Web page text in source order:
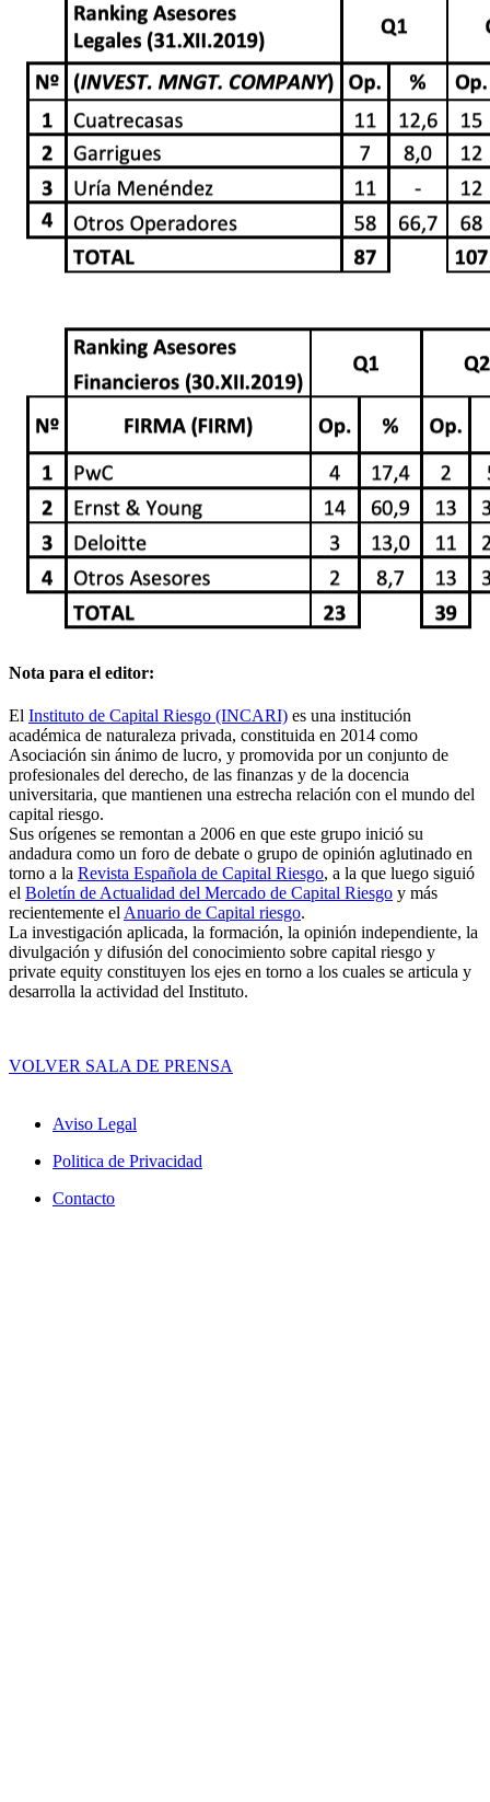
Nota para el editor:
El Instituto de Capital Riesgo (INCARI) es una institución
académica de naturaleza privada, constituida en 2014 como
Asociación sin ánimo de lucro, y promovida por un conjunto de
profesionales del derecho, de las finanzas y de la docencia
universitaria, que mantienen una estrecha relación con el mundo del
capital riesgo.
Sus orígenes se remontan a 2006 en que este grupo inició su
andadura como un foro de debate o grupo de opinión aglutinado en
torno a la Revista Española de Capital Riesgo, a la que luego siguió
el Boletín de Actualidad del Mercado de Capital Riesgo y más
recientemente el Anuario de Capital riesgo.
La investigación aplicada, la formación, la opinión independiente, la
divulgación y difusión del conocimiento sobre capital riesgo y
private equity constituyen los ejes en torno a los cuales se articula y
desarrolla la actividad del Instituto.
VOLVER SALA DE PRENSA
uhren
repliche orologi
속 운영하려면 말이죠. 저는 온라인에서 저렴한 물건을 구매하
는 편입니다. 예를 들어,
레플리카 시계
적으로 탄탄하다는 것을 보여줄 뿐만 아니라 삶의 질에도 거의
영향을 미치지 않습니다.
Aviso Legal
Politica de Privacidad
Contacto